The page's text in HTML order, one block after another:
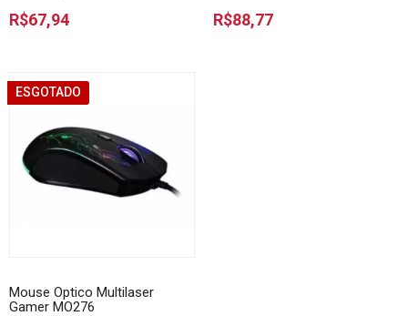
R$67,94 R$88,77
ESGOTADO
Mouse Optico Multilaser
Gamer MO276